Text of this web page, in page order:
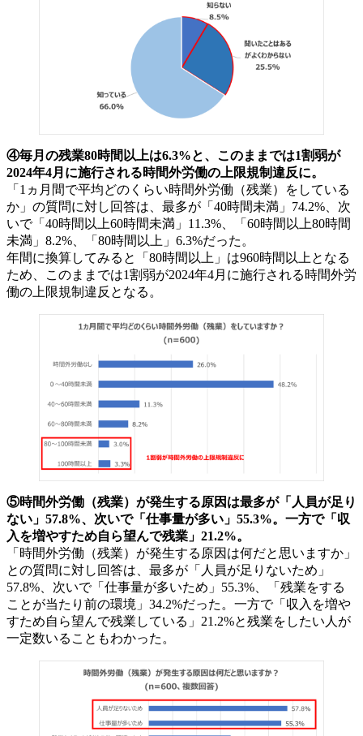
④毎月の残業80時間以上は6.3%と、このままでは1割弱が
2024年4月に施行される時間外労働の上限規制違反に。
「1ヵ月間で平均どのくらい時間外労働（残業）をしている
か」の質問に対し回答は、最多が「40時間未満」74.2%、次
いで「40時間以上60時間未満」11.3%、「60時間以上80時間
未満」8.2%、「80時間以上」6.3%だった。
年間に換算してみると「80時間以上」は960時間以上となる
ため、このままでは1割弱が2024年4月に施行される時間外労
働の上限規制違反となる。
⑤時間外労働（残業）が発生する原因は最多が「人員が足り
ない」57.8%、次いで「仕事量が多い」55.3%。一方で「収
入を増やすため自ら望んで残業」21.2%。
「時間外労働（残業）が発生する原因は何だと思いますか」
との質問に対し回答は、最多が「人員が足りないため」
57.8%、次いで「仕事量が多いため」55.3%、「残業をする
ことが当たり前の環境」34.2%だった。一方で「収入を増や
すため自ら望んで残業している」21.2%と残業をしたい人が
一定数いることもわかった。